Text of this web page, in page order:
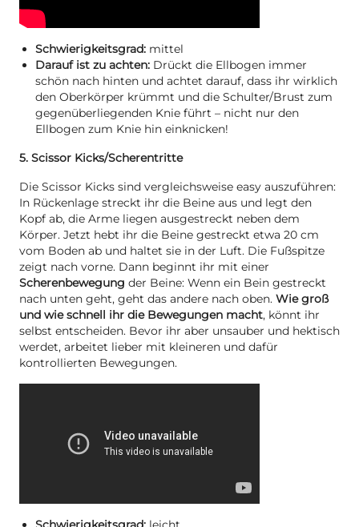
Schwierigkeitsgrad: mittel
Darauf ist zu achten: Drückt die Ellbogen immer
schön nach hinten und achtet darauf, dass ihr wirklich
den Oberkörper krümmt und die Schulter/Brust zum
gegenüberliegenden Knie führt – nicht nur den
Ellbogen zum Knie hin einknicken!
5. Scissor Kicks/Scherentritte
Die Scissor Kicks sind vergleichsweise easy auszuführen:
In Rückenlage streckt ihr die Beine aus und legt den
Kopf ab, die Arme liegen ausgestreckt neben dem
Körper. Jetzt hebt ihr die Beine gestreckt etwa 20 cm
vom Boden ab und haltet sie in der Luft. Die Fußspitze
zeigt nach vorne. Dann beginnt ihr mit einer
Scherenbewegung der Beine: Wenn ein Bein gestreckt
nach unten geht, geht das andere nach oben. Wie groß
und wie schnell ihr die Bewegungen macht, könnt ihr
selbst entscheiden. Bevor ihr aber unsauber und hektisch
werdet, arbeitet lieber mit kleineren und dafür
kontrollierten Bewegungen.